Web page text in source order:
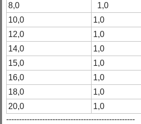
8,0
1,0
10,0
1,0
12,0
1,0
14,0
1,0
15,0
1,0
16,0
1,0
18,0
1,0
20,0
1,0
--------------------------------------------------